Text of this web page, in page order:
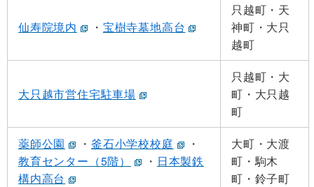
仙寿院境内 ・ 宝樹寺墓地高台
只越町・天
神町・大只
越町
大只越市営住宅駐車場
只越町・大
町・大只越
町
薬師公園
・釜石小学校校庭
・
教育センター（5階）
・ 日本製鉄
構内高台
大町・大渡
町・駒木
町・鈴子町